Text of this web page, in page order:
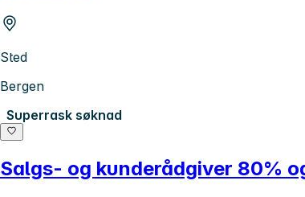
Sted
Bergen
Superrask søknad
Salgs- og kunderådgiver 80%